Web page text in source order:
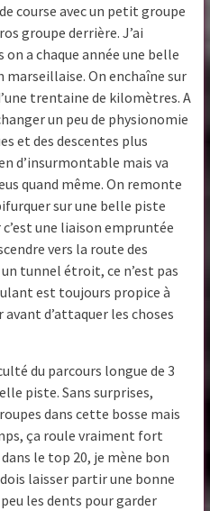
course avec un petit groupe
groupe derrière. J’ai
a chaque année une belle
marseillaise. On enchaîne sur
trentaine de kilomètres. A
un peu de physionomie
et des descentes plus
d’insurmontable mais va
quand même. On remonte
sur une belle piste
une liaison empruntée
vers la route des
tunnel étroit, ce n’est pas
est toujours propice à
d’attaquer les choses
du parcours longue de 3
piste. Sans surprises,
dans cette bosse mais
ça roule vraiment fort
le top 20, je mène bon
laisser partir une bonne
les dents pour garder